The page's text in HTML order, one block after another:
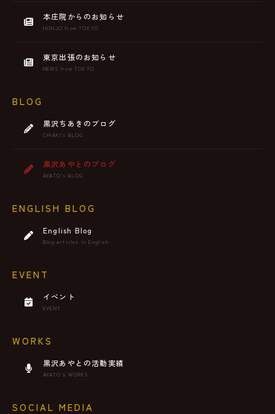
本庄院からのお知らせ
HONJO from TOKYO
東京出張のお知らせ
NEWS from TOKYO
BLOG
黒沢ちあきのブログ
CHIAKI’s BLOG
黒沢あやとのブログ
AYATO’s BLOG
ENGLISH BLOG
English Blog
Blog articles in English
EVENT
イベント
EVENT
WORKS
黒沢あやとの活動実績
AYATO’s WORKS
SOCIAL MEDIA